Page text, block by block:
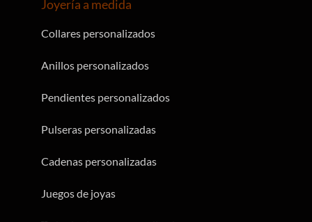
Joyería a medida
Collares personalizados
Anillos personalizados
Pendientes personalizados
Pulseras personalizadas
Cadenas personalizadas
Juegos de joyas